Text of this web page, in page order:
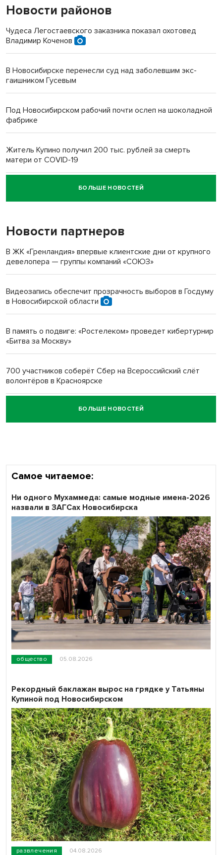
Новости районов
Чудеса Легостаевского заказника показал охотовед
Владимир Коченов
В Новосибирске перенесли суд над заболевшим экс-
гаишником Гусевым
Под Новосибирском рабочий почти ослеп на шоколадной
фабрике
Житель Купино получил 200 тыс. рублей за смерть
матери от COVID-19
Новосибирский суд наказал водителя за смерть
пенсионерки на вокзале
«Мы живём на пастбище!»: в новосибирском селе лошади
терроризируют жителей
Инвалид получил условный срок за избиение врачей
Новосибирский преподаватель с женой вошли в топ-16
Обновлённое отделение ВТБ открылось в Искитиме
БОЛЬШЕ НОВОСТЕЙ
Новости партнеров
В ЖК «Гренландия» впервые клиентские дни от крупного
девелопера — группы компаний «СОЮЗ»
Видеозапись обеспечит прозрачность выборов в Госдуму
в Новосибирской области
В память о подвиге: «Ростелеком» проведет кибертурнир
«Битва за Москву»
700 участников соберёт Сбер на Всероссийский слёт
волонтёров в Красноярске
Честный выбор: видеонаблюдение обеспечит
объективность результатов ЕДГ в Новосибирской
БОЛЬШЕ НОВОСТЕЙ
Самое читаемое:
общество 05.08.2026
Ни одного Мухаммеда: самые модные имена-2026
назвали в ЗАГСах Новосибирска
развлечения 04.08.2026
Рекордный баклажан вырос на грядке у Татьяны
Купиной под Новосибирском